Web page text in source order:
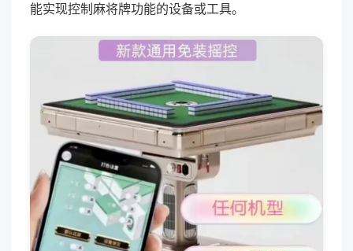
能实现控制麻将牌功能的设备或工具。